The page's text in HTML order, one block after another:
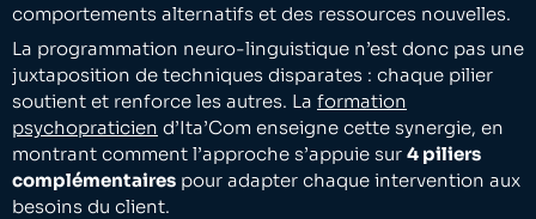
comportements alternatifs et des ressources nouvelles.
La programmation neuro-linguistique n’est donc pas une
juxtaposition de techniques disparates : chaque pilier
soutient et renforce les autres. La formation
psychopraticien d’Ita’Com enseigne cette synergie, en
montrant comment l’approche s’appuie sur 4 piliers
complémentaires pour adapter chaque intervention aux
besoins du client.